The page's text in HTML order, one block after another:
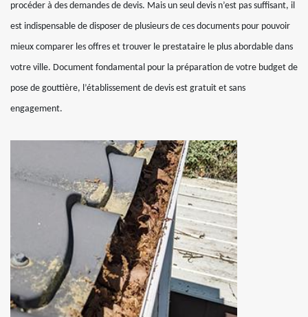
procéder à des demandes de devis. Mais un seul devis n’est pas suffisant, il
est indispensable de disposer de plusieurs de ces documents pour pouvoir
mieux comparer les offres et trouver le prestataire le plus abordable dans
votre ville. Document fondamental pour la préparation de votre budget de
pose de gouttière, l’établissement de devis est gratuit et sans
engagement.